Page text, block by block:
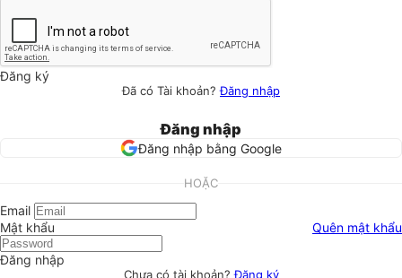
Đăng ký
Đã có Tài khoản?Đăng nhập
Đăng nhập
Đăng nhập bằng Google
HOẶC
Email
Mật khẩu
Quên mật khẩu
Đăng nhập
Chưa có tài khoản?Đăng ký